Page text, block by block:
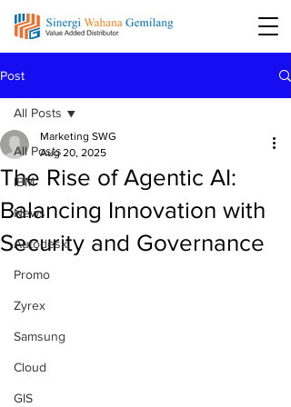
Post
All Posts
IBM
News
Autodesk
Promo
Zyrex
Samsung
Cloud
GIS
All Posts
The Rise of Agentic AI:
Balancing Innovation with
Security and Governance
Marketing SWG
Aug 20, 2025